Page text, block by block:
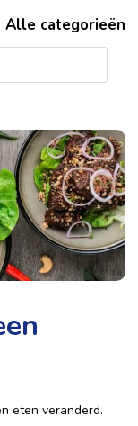
Alle categorieën
eten veranderd.